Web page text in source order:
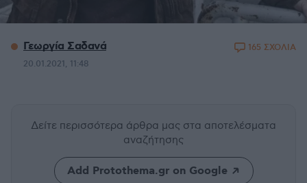
Γεωργία Σαδανά
20.01.2021, 11:48
165 ΣΧΟΛΙΑ
Δείτε περισσότερα άρθρα μας στα αποτελέσματα
αναζήτησης
Add Protothema.gr on Google